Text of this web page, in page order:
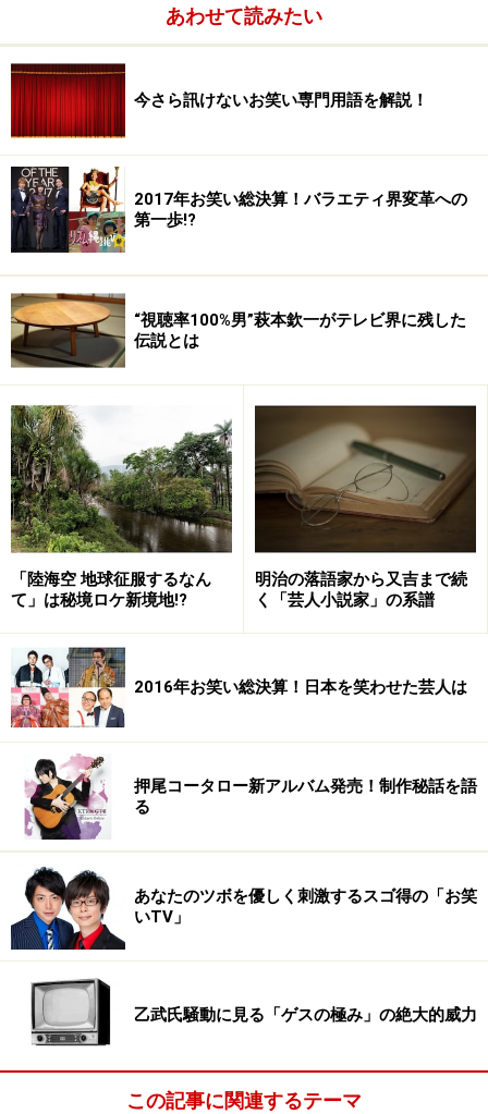
若くして結婚することの多いアナウンサーの世界で、33
歳になっても独身というのは、それだけでも希少価値が
高いわけで。渡辺アナが既婚となっただけに、ますます
人気独占状態に拍車がかかってしまいました。
無責任な一ファンとして言わせてもらえば「いい加減、
フリーになったら？」と思う今日この頃。ただ、その点
については、外野からとやかく言われる以前に、当人が
いちばん深く考えてるでしょうから、我々はその時期が
ましょう。
次のページでは、ポスト・カズをご紹介します。
※記事内容は執筆時点のものです。最新の内容をご確認くださ
い。
2
あわせて読みたい
今さら訊けないお笑い専門用語を解説！
2017年お笑い総決算！バラエティ界変革への
第一歩!?
“視聴率100%男”萩本欽一がテレビ界に残した
伝説とは
「陸海空 地球征服するなん
て」は秘境ロケ新境地!?
明治の落語家から又吉まで続
く「芸人小説家」の系譜
2016年お笑い総決算！日本を笑わせた芸人は
押尾コータロー新アルバム発売！制作秘話を語
る
あなたのツボを優しく刺激するスゴ得の「お笑
いTV」
乙武氏騒動に見る「ゲスの極み」の絶大的威力
この記事に関連するテーマ